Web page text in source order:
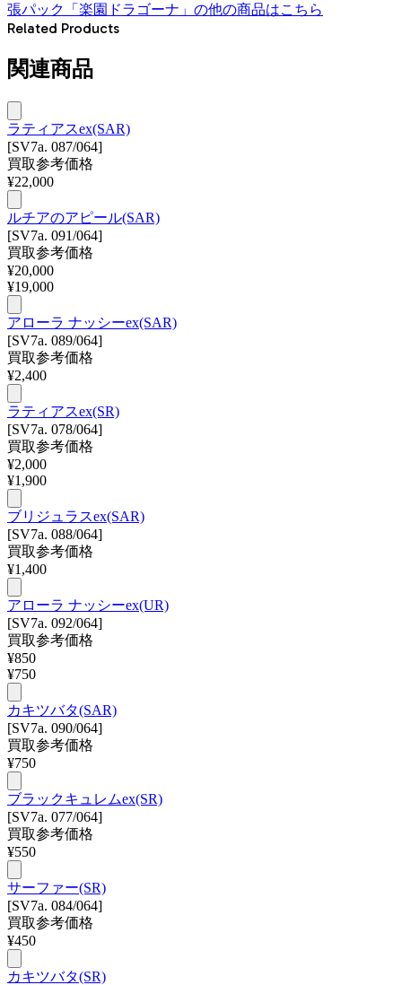
張パック「楽園ドラゴーナ」 の他の商品はこちら
Related Products
関連商品
ラティアスex(SAR)
[SV7a. 087/064]
買取参考価格
¥22,000
ルチアのアピール(SAR)
[SV7a. 091/064]
買取参考価格
¥20,000
¥19,000
アローラ ナッシーex(SAR)
[SV7a. 089/064]
買取参考価格
¥2,400
ラティアスex(SR)
[SV7a. 078/064]
買取参考価格
¥2,000
¥1,900
ブリジュラスex(SAR)
[SV7a. 088/064]
買取参考価格
¥1,400
アローラ ナッシーex(UR)
[SV7a. 092/064]
買取参考価格
¥850
¥750
カキツバタ(SAR)
[SV7a. 090/064]
買取参考価格
¥750
ブラックキュレムex(SR)
[SV7a. 077/064]
買取参考価格
¥550
サーファー(SR)
[SV7a. 084/064]
買取参考価格
¥450
カキツバタ(SR)